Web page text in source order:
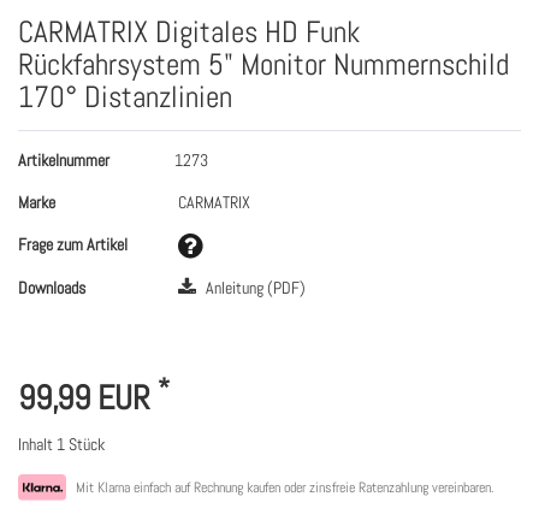
CARMATRIX Digitales HD Funk
Rückfahrsystem 5" Monitor Nummernschild
170° Distanzlinien
Artikelnummer
1273
Marke
CARMATRIX
Frage zum Artikel
Downloads
Anleitung (PDF)
99,99 EUR *
Inhalt 1 Stück
Mit Klarna einfach auf Rechnung kaufen oder zinsfreie Ratenzahlung vereinbaren.